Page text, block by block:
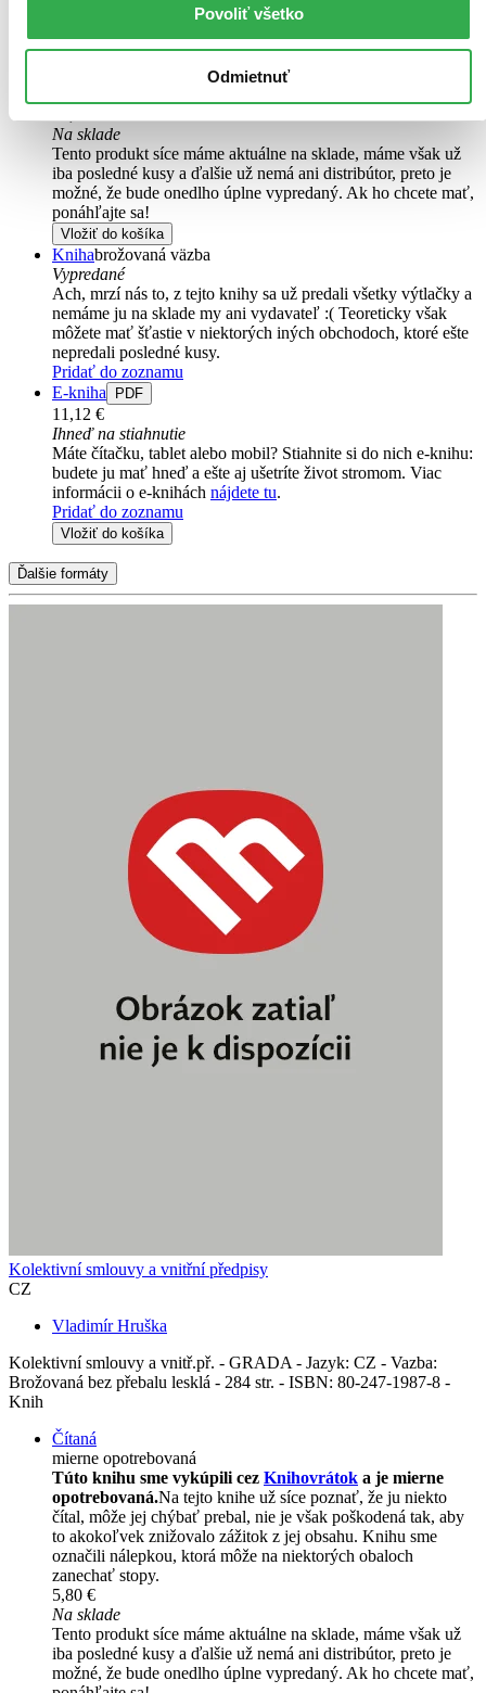
Povoliť všetko
Odmietnuť
Túto knihu sme vykúpili cezKnihovrátoka je vo
výbornom stave.Rozdiel medzi touto knihou a novou by ste
asi ani nespoznali. Knihu sme označili nálepkou, ktorá môže
Na sklade
Tento produkt síce máme aktuálne na sklade, máme však už
iba posledné kusy a ďalšie už nemá ani distribútor, preto je
možné, že bude onedlho úplne vypredaný. Ak ho chcete mať,
ponáhľajte sa!
Vložiť do košíka
Knihabrožovaná väzba
Vypredané
Ach, mrzí nás to, z tejto knihy sa už predali všetky výtlačky a
nemáme ju na sklade my ani vydavateľ :( Teoreticky však
môžete mať šťastie v niektorých iných obchodoch, ktoré ešte
nepredali posledné kusy.
Pridať do zoznamu
E-kniha
PDF
11,12 €
Ihneď na stiahnutie
Máte čítačku, tablet alebo mobil? Stiahnite si do nich e-knihu:
budete ju mať hneď a ešte aj ušetríte život stromom. Viac
informácii o e-knihách nájdete tu.
Pridať do zoznamu
Vložiť do košíka
Ďalšie formáty
Kolektivní smlouvy a vnitřní předpisy
CZ
Vladimír Hruška
Kolektivní smlouvy a vnitř.př. - GRADA - Jazyk: CZ - Vazba:
Brožovaná bez přebalu lesklá - 284 str. - ISBN: 80-247-1987-8 -
Knih
Čítaná
mierne opotrebovaná
Túto knihu sme vykúpili cez Knihovrátok a je mierne
opotrebovaná.Na tejto knihe už síce poznať, že ju niekto
čítal, môže jej chýbať prebal, nie je však poškodená tak, aby
to akokoľvek znižovalo zážitok z jej obsahu. Knihu sme
označili nálepkou, ktorá môže na niektorých obaloch
zanechať stopy.
5,80 €
Na sklade
Tento produkt síce máme aktuálne na sklade, máme však už
iba posledné kusy a ďalšie už nemá ani distribútor, preto je
možné, že bude onedlho úplne vypredaný. Ak ho chcete mať,